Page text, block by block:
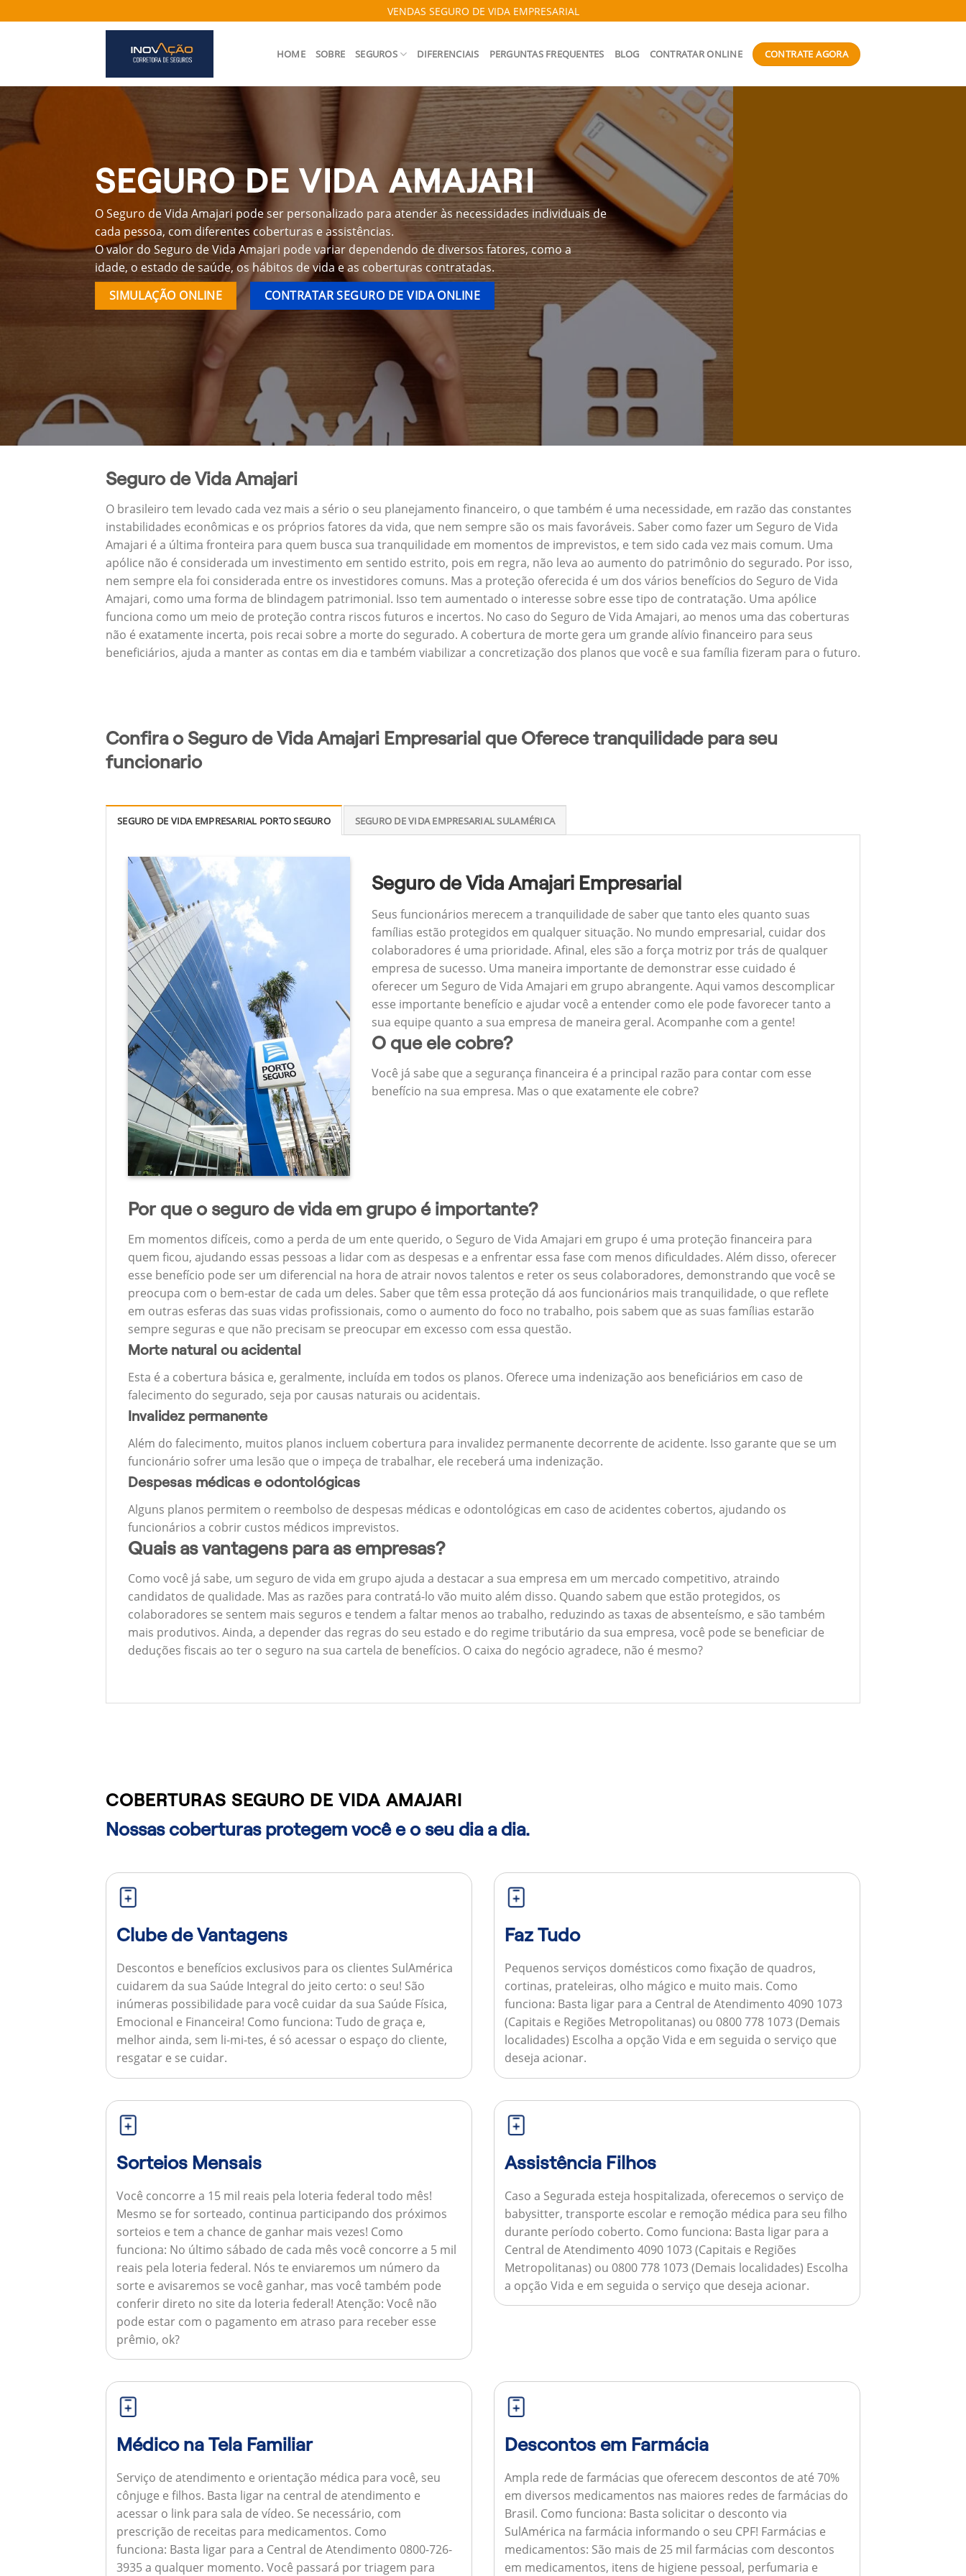
to
VENDAS SEGURO DE VIDA EMPRESARIAL
HOME SOBRE SEGUROS DIFERENCIAIS PERGUNTAS FREQUENTES BLOG CONTRATAR ONLINE CONTRATE AGORA
SEGURO DE VIDA AMAJARI
O Seguro de Vida Amajari pode ser personalizado para atender às necessidades individuais de
cada pessoa, com diferentes coberturas e assistências.
O valor do Seguro de Vida Amajari pode variar dependendo de diversos fatores, como a
idade, o estado de saúde, os hábitos de vida e as coberturas contratadas.
SIMULAÇÃO ONLINE
CONTRATAR SEGURO DE VIDA ONLINE
Seguro de Vida Amajari
O brasileiro tem levado cada vez mais a sério o seu planejamento financeiro, o que também é uma necessidade, em razão das constantes
instabilidades econômicas e os próprios fatores da vida, que nem sempre são os mais favoráveis. Saber como fazer um Seguro de Vida
Amajari é a última fronteira para quem busca sua tranquilidade em momentos de imprevistos, e tem sido cada vez mais comum. Uma
apólice não é considerada um investimento em sentido estrito, pois em regra, não leva ao aumento do patrimônio do segurado. Por isso,
nem sempre ela foi considerada entre os investidores comuns. Mas a proteção oferecida é um dos vários benefícios do Seguro de Vida
Amajari, como uma forma de blindagem patrimonial. Isso tem aumentado o interesse sobre esse tipo de contratação. Uma apólice
funciona como um meio de proteção contra riscos futuros e incertos. No caso do Seguro de Vida Amajari, ao menos uma das coberturas
não é exatamente incerta, pois recai sobre a morte do segurado. A cobertura de morte gera um grande alívio financeiro para seus
beneficiários, ajuda a manter as contas em dia e também viabilizar a concretização dos planos que você e sua família fizeram para o futuro.
Confira o Seguro de Vida Amajari Empresarial que Oferece tranquilidade para seu
funcionario
SEGURO DE VIDA EMPRESARIAL PORTO SEGURO SEGURO DE VIDA EMPRESARIAL SULAMÉRICA
Seguro de Vida Amajari Empresarial
Seus funcionários merecem a tranquilidade de saber que tanto eles quanto suas
famílias estão protegidos em qualquer situação. No mundo empresarial, cuidar dos
colaboradores é uma prioridade. Afinal, eles são a força motriz por trás de qualquer
empresa de sucesso. Uma maneira importante de demonstrar esse cuidado é
oferecer um Seguro de Vida Amajari em grupo abrangente. Aqui vamos descomplicar
esse importante benefício e ajudar você a entender como ele pode favorecer tanto a
sua equipe quanto a sua empresa de maneira geral. Acompanhe com a gente!
O que ele cobre?
Você já sabe que a segurança financeira é a principal razão para contar com esse
benefício na sua empresa. Mas o que exatamente ele cobre?
Por que o seguro de vida em grupo é importante?
Em momentos difíceis, como a perda de um ente querido, o Seguro de Vida Amajari em grupo é uma proteção financeira para
quem ficou, ajudando essas pessoas a lidar com as despesas e a enfrentar essa fase com menos dificuldades. Além disso, oferecer
esse benefício pode ser um diferencial na hora de atrair novos talentos e reter os seus colaboradores, demonstrando que você se
preocupa com o bem-estar de cada um deles. Saber que têm essa proteção dá aos funcionários mais tranquilidade, o que reflete
em outras esferas das suas vidas profissionais, como o aumento do foco no trabalho, pois sabem que as suas famílias estarão
sempre seguras e que não precisam se preocupar em excesso com essa questão.
Morte natural ou acidental
Esta é a cobertura básica e, geralmente, incluída em todos os planos. Oferece uma indenização aos beneficiários em caso de
falecimento do segurado, seja por causas naturais ou acidentais.
Invalidez permanente
Além do falecimento, muitos planos incluem cobertura para invalidez permanente decorrente de acidente. Isso garante que se um
funcionário sofrer uma lesão que o impeça de trabalhar, ele receberá uma indenização.
Despesas médicas e odontológicas
Alguns planos permitem o reembolso de despesas médicas e odontológicas em caso de acidentes cobertos, ajudando os
funcionários a cobrir custos médicos imprevistos.
Quais as vantagens para as empresas?
Como você já sabe, um seguro de vida em grupo ajuda a destacar a sua empresa em um mercado competitivo, atraindo
candidatos de qualidade. Mas as razões para contratá-lo vão muito além disso. Quando sabem que estão protegidos, os
colaboradores se sentem mais seguros e tendem a faltar menos ao trabalho, reduzindo as taxas de absenteísmo, e são também
mais produtivos. Ainda, a depender das regras do seu estado e do regime tributário da sua empresa, você pode se beneficiar de
deduções fiscais ao ter o seguro na sua cartela de benefícios. O caixa do negócio agradece, não é mesmo?
COBERTURAS SEGURO DE VIDA AMAJARI
Nossas coberturas protegem você e o seu dia a dia.
Clube de Vantagens
Descontos e benefícios exclusivos para os clientes SulAmérica
cuidarem da sua Saúde Integral do jeito certo: o seu! São
inúmeras possibilidade para você cuidar da sua Saúde Física,
Emocional e Financeira! Como funciona: Tudo de graça e,
melhor ainda, sem li-mi-tes, é só acessar o espaço do cliente,
resgatar e se cuidar.
Faz Tudo
Pequenos serviços domésticos como fixação de quadros,
cortinas, prateleiras, olho mágico e muito mais. Como
funciona: Basta ligar para a Central de Atendimento 4090 1073
(Capitais e Regiões Metropolitanas) ou 0800 778 1073 (Demais
localidades) Escolha a opção Vida e em seguida o serviço que
deseja acionar.
Sorteios Mensais
Você concorre a 15 mil reais pela loteria federal todo mês!
Mesmo se for sorteado, continua participando dos próximos
sorteios e tem a chance de ganhar mais vezes! Como
funciona: No último sábado de cada mês você concorre a 5 mil
reais pela loteria federal. Nós te enviaremos um número da
sorte e avisaremos se você ganhar, mas você também pode
conferir direto no site da loteria federal!Atenção: Você não
pode estar com o pagamento em atraso para receber esse
prêmio, ok?
Assistência Filhos
Caso a Segurada esteja hospitalizada, oferecemos o serviço de
babysitter, transporte escolar e remoção médica para seu filho
durante período coberto. Como funciona: Basta ligar para a
Central de Atendimento 4090 1073 (Capitais e Regiões
Metropolitanas) ou 0800 778 1073 (Demais localidades) Escolha
a opção Vida e em seguida o serviço que deseja acionar.
Médico na Tela Familiar
Serviço de atendimento e orientação médica para você, seu
cônjuge e filhos. Basta ligar na central de atendimento e
acessar o link para sala de vídeo. Se necessário, com
prescrição de receitas para medicamentos. Como
funciona: Basta ligar para a Central de Atendimento 0800-726-
3935 a qualquer momento. Você passará por triagem para
Descontos em Farmácia
Ampla rede de farmácias que oferecem descontos de até 70%
em diversos medicamentos nas maiores redes de farmácias do
Brasil. Como funciona: Basta solicitar o desconto via
SulAmérica na farmácia informando o seu CPF! Farmácias e
medicamentos: São mais de 25 mil farmácias com descontos
em medicamentos, itens de higiene pessoal, perfumaria e